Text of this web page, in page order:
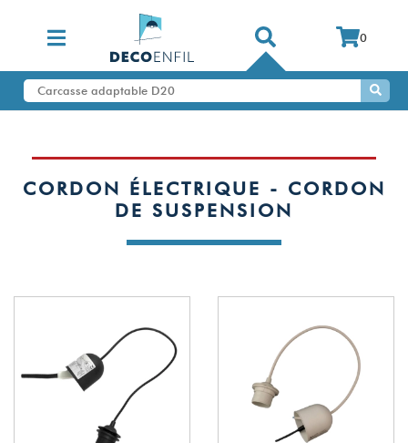
0
CORDON ÉLECTRIQUE - CORDON
DE SUSPENSION